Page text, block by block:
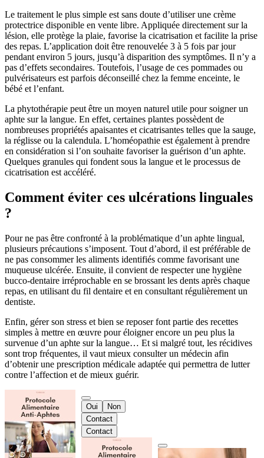
Le traitement le plus simple est sans doute d’utiliser une crème
protectrice disponible en vente libre. Appliquée directement sur la
lésion, elle protège la plaie, favorise la cicatrisation et facilite la prise
des repas. L’application doit être renouvelée 3 à 5 fois par jour
pendant environ 5 jours, jusqu’à disparition des symptômes. Il n’y a
pas d’effets secondaires. Toutefois, l’usage de ces pommades ou
pulvérisateurs est parfois déconseillé chez la femme enceinte, le
bébé et l’enfant.
La phytothérapie peut être un moyen naturel utile pour soigner un
aphte sur la langue. En effet, certaines plantes possèdent de
nombreuses propriétés apaisantes et cicatrisantes telles que la sauge,
la réglisse ou la calendula. L’homéopathie est également à prendre
en considération si l’on souhaite favoriser la guérison d’un aphte.
Quelques granules qui fondent sous la langue et le processus de
cicatrisation est accéléré.
Comment éviter ces ulcérations linguales
?
Pour ne pas être confronté à la problématique d’un aphte lingual,
plusieurs précautions s’imposent. Tout d’abord, il est préférable de
ne pas consommer les aliments identifiés comme favorisant une
muqueuse ulcérée. Ensuite, il convient de respecter une hygiène
bucco-dentaire irréprochable en se brossant les dents après chaque
repas, en utilisant du fil dentaire et en consultant régulièrement un
dentiste.
Enfin, gérer son stress et bien se reposer font partie des recettes
simples à mettre en œuvre pour éloigner encore un peu plus la
survenue d’un aphte sur la langue… Et si malgré tout, les récidives
sont trop fréquentes, il vaut mieux consulter un médecin afin
d’obtenir une prescription médicale adaptée qui permettra de lutter
contre l’affection et de mieux guérir.
Oui
Non
Contact
Contact